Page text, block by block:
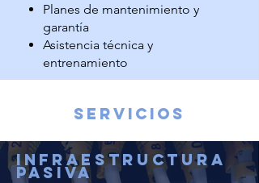
Planes de mantenimiento y
garantía
Asistencia técnica y
entrenamiento
SERVICIOS
INFRAESTRUCTURA
PASIVA